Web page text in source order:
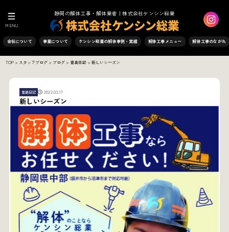
静岡の解体工事・解体業者｜株式会社ケンシン総業
会社について 事業について ケンシン総業の解体事例・実績 解体工事メニュー 解体工事のながれ
MENU
TOP > スタッフブログ > ブログ >青島日記 >新しいシーズン
青島日記 2022.03.17
新しいシーズン